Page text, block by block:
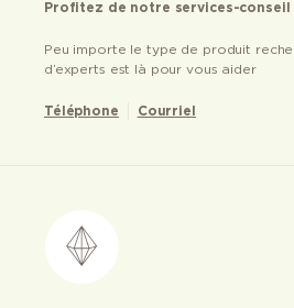
Profitez de notre services-
Peu importe le type de produit
d’experts est là pour vous aider
Téléphone Courriel